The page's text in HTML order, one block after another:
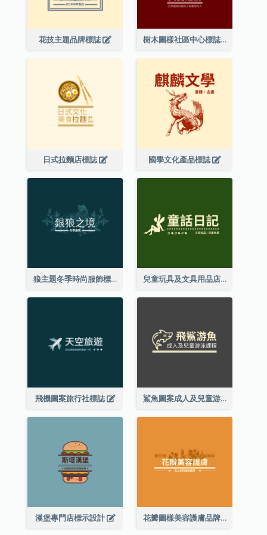
花技主題品牌標誌 樹木圖樣社區中心標誌
日式拉麵店標誌 國學文化產品標誌
狼主題冬季時尚服飾標誌 兒童玩具及文具用品店精靈主題標誌設計
飛機圖案旅行社標誌 鯊魚圖案成人及兒童游泳課程標誌設計
漢堡專門店標示設計 花瓣圖樣美容護膚品牌標誌